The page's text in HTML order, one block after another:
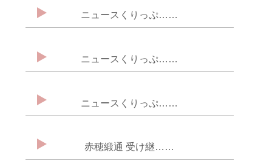
ニュースくりっぷ……
ニュースくりっぷ……
ニュースくりっぷ……
赤穂緞通 受け継……